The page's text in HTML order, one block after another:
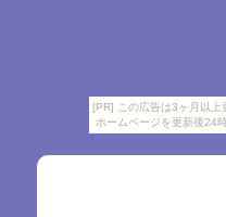
[PR] この広告は3ヶ月以上
ホームページを更新後24